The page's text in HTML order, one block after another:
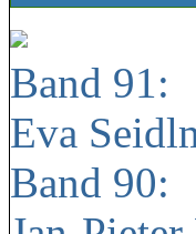
Band 91:
Eva
Band 90: